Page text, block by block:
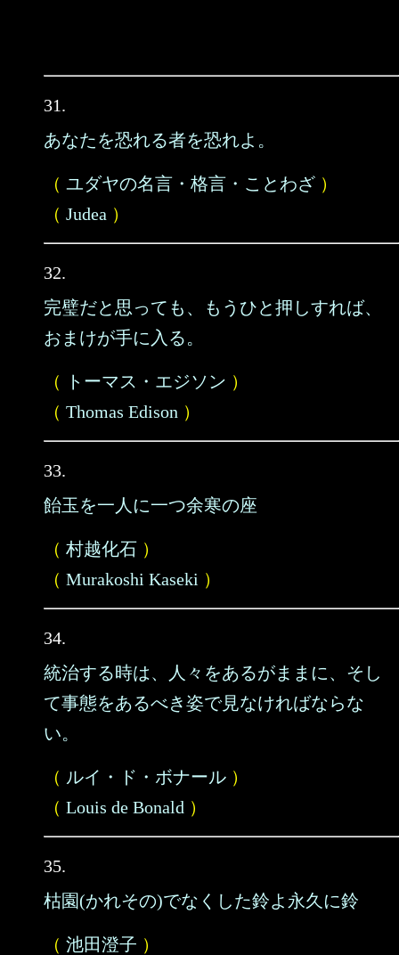
31.
あなたを恐れる者を恐れよ。
（ ユダヤの名言・格言・ことわざ ）
（ Judea ）
32.
完璧だと思っても、もうひと押しすれば、
おまけが手に入る。
（ トーマス・エジソン ）
（ Thomas Edison ）
33.
飴玉を一人に一つ余寒の座
（ 村越化石 ）
（ Murakoshi Kaseki ）
34.
統治する時は、人々をあるがままに、そし
て事態をあるべき姿で見なければならな
い。
（ ルイ・ド・ボナール ）
（ Louis de Bonald ）
35.
枯園(かれその)でなくした鈴よ永久に鈴
（ 池田澄子 ）